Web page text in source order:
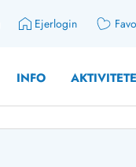
Ejerlogin
INFO